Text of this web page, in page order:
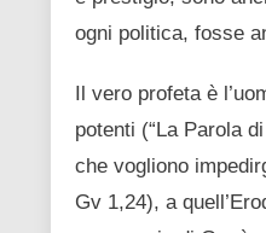
ogni politica, fosse
Il vero profeta è
potenti (“La Parola
che vogliono
Gv 1,24), a